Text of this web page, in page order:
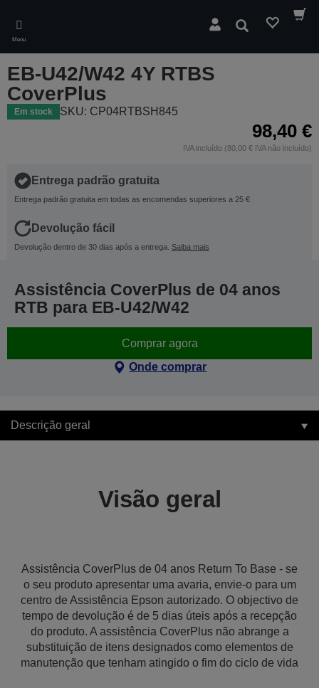
main
content
Menu
Pesquisar
EB-U42/W42 4Y RTBS
CoverPlus
Em stock SKU: CP04RTBSH845
98,40 €
IVA incluído (80,00 € IVA não incluído)
Entrega padrão gratuita
Entrega padrão gratuita em todas as encomendas superiores a 25 €
Devolução fácil
Devolução dentro de 30 dias após a entrega. Saiba mais
Assistência CoverPlus de 04 anos
RTB para EB-U42/W42
Comprar agora
Onde comprar
Descrição geral
Visão geral
Assistência CoverPlus de 04 anos Return To Base - se
o seu produto apresentar uma avaria, envie-o para um
centro de Assistência Epson autorizado. O objectivo de
tempo de devolução é de 5 dias úteis após a recepção
do produto. A assistência CoverPlus não abrange a
substituição de itens designados como elementos de
manutenção que tenham atingido o fim do ciclo de vida